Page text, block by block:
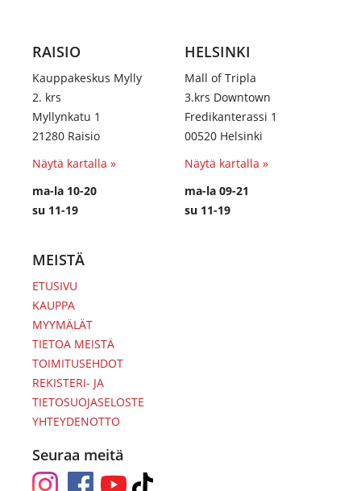
RAISIO
Kauppakeskus Mylly
2. krs
Myllynkatu 1
21280 Raisio
Näytä kartalla »
ma-la 10-20
su 11-19
HELSINKI
Mall of Tripla
3.krs Downtown
Fredikanterassi 1
00520 Helsinki
Näytä kartalla »
ma-la 09-21
su 11-19
MEISTÄ
ETUSIVU
KAUPPA
MYYMÄLÄT
TIETOA MEISTÄ
TOIMITUSEHDOT
REKISTERI- JA
TIETOSUOJASELOSTE
YHTEYDENOTTO
Seuraa meitä